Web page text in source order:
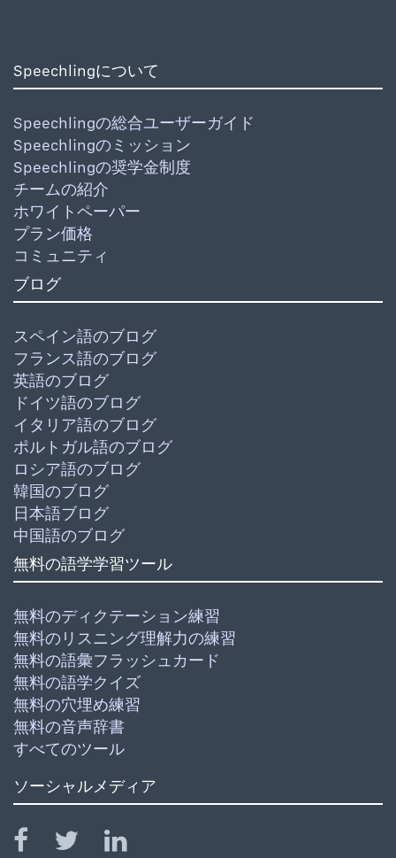
Speechlingについて
Speechlingの総合ユーザーガイド
Speechlingのミッション
Speechlingの奨学金制度
チームの紹介
ホワイトペーパー
プラン価格
コミュニティ
ブログ
スペイン語のブログ
フランス語のブログ
英語のブログ
ドイツ語のブログ
イタリア語のブログ
ポルトガル語のブログ
ロシア語のブログ
韓国のブログ
日本語ブログ
中国語のブログ
無料の語学学習ツール
無料のディクテーション練習
無料のリスニング理解力の練習
無料の語彙フラッシュカード
無料の語学クイズ
無料の穴埋め練習
無料の音声辞書
すべてのツール
ソーシャルメディア